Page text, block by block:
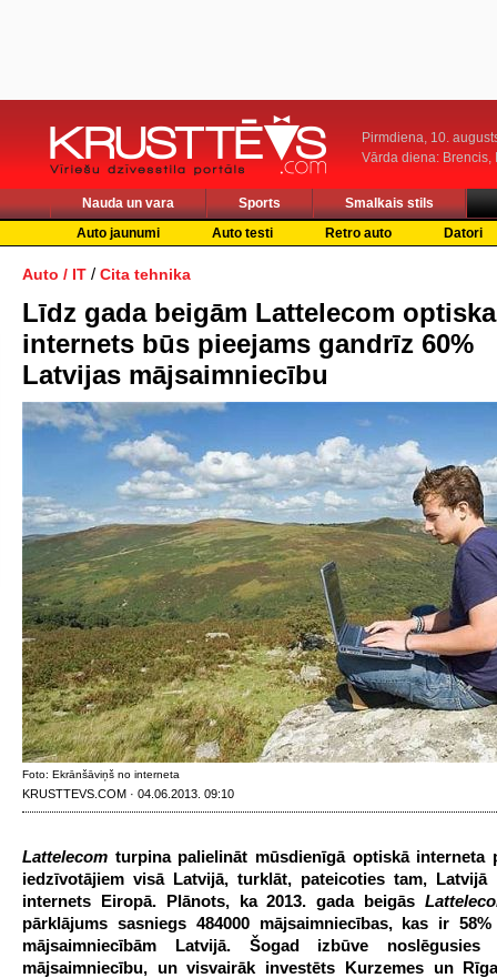
Pirmdiena, 10.
Vārda diena: Brencis,
Nauda un vara Sports
Smalkais stils
Auto jaunumi
Auto testi Retro auto Datori
Auto / IT / Cita tehnika
Līdz gada beigām Lattelecom
internets būs pieejams gandrīz 60%
Latvijas mājsaimniecību
Foto: Ekrānšāviņš no interneta
KRUSTTEVS.COM · 04.06.2013. 09:10
Lattelecom turpina palielināt mūsdienīgā optiskā interneta
iedzīvotājiem visā Latvijā, turklāt, pateicoties tam, Latvijā
internets Eiropā. Plānots, ka 2013. gada beigās
pārklājums sasniegs 484000 mājsaimniecības, kas ir
mājsaimniecībām Latvijā. Šogad izbūve
mājsaimniecību, un visvairāk investēts Kurzemes un